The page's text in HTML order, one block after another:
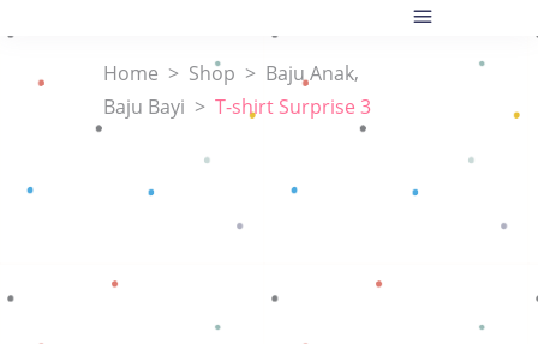
Home > Shop > Baju Anak,
Baju Bayi > T-shirt Surprise 3